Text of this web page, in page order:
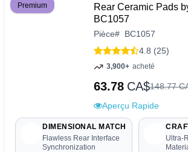
Premium
Rear Ceramic Pads
BC1057
Pièce# BC1057
4.8 (25)
3,900+ acheté
63.78 CA$148.77
Aperçu Rapide
DIMENSIONAL MATCH
Flawless Rear Interface
Synchronization
Ultra-